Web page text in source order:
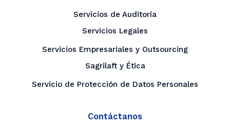
Servicios de Auditoría
Servicios Legales
Servicios Empresariales y Outsourcing
Sagrilaft y Ética
Servicio de Protección de Datos Personales
Contáctanos